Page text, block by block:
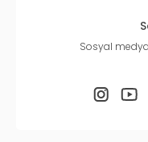
Sosyal